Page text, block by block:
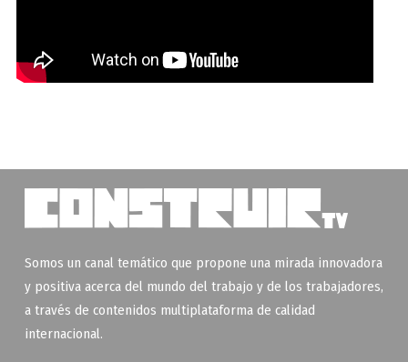
Somos un canal temático que propone una mirada innovadora
y positiva acerca del mundo del trabajo y de los trabajadores,
a través de contenidos multiplataforma de calidad
internacional.